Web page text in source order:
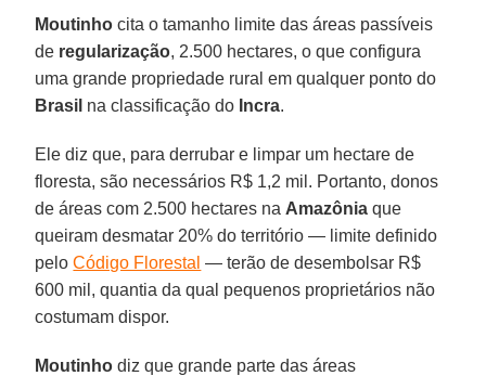
Moutinho cita o tamanho limite das áreas passíveis
de regularização, 2.500 hectares, o que configura
uma grande propriedade rural em qualquer ponto do
Brasil na classificação do Incra.
Ele diz que, para derrubar e limpar um hectare de
floresta, são necessários R$ 1,2 mil. Portanto, donos
de áreas com 2.500 hectares na Amazônia que
queiram desmatar 20% do território — limite definido
peloCódigo Florestal — terão de desembolsar R$
600 mil, quantia da qual pequenos proprietários não
costumam dispor.
Moutinho diz que grande parte das áreas